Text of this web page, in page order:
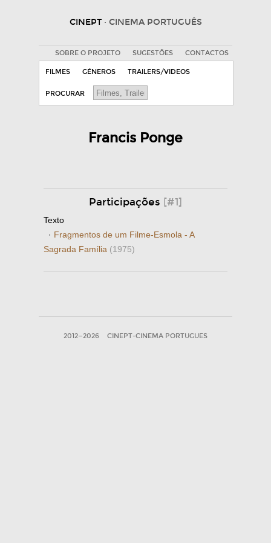
CINEPT · CINEMA PORTUGUÊS
SOBRE O PROJETO SUGESTÕES CONTACTOS
FILMES GÉNEROS TRAILERS/VIDEOS
PROCURAR
Francis Ponge
Participações [#1]
Texto
· Fragmentos de um Filme-Esmola - A
Sagrada Família (1975)
2012—2026 CINEPT-CINEMA PORTUGUES